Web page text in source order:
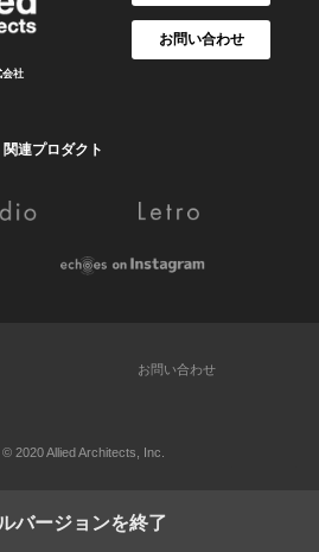
会社
お問い合わせ
関連プロダクト
お問い合わせ
2020 Allied Architects, Inc.
バージョンを終了